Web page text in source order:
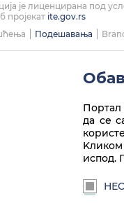
је лиценцирана под
пројекат ite.gov.rs
Подешавања
Портал
да се
испод.